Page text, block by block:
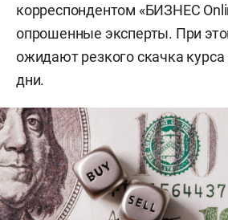
корреспондентом «БИЗНЕС
опрошенные эксперты. При
ожидают резкого скачка
дни.